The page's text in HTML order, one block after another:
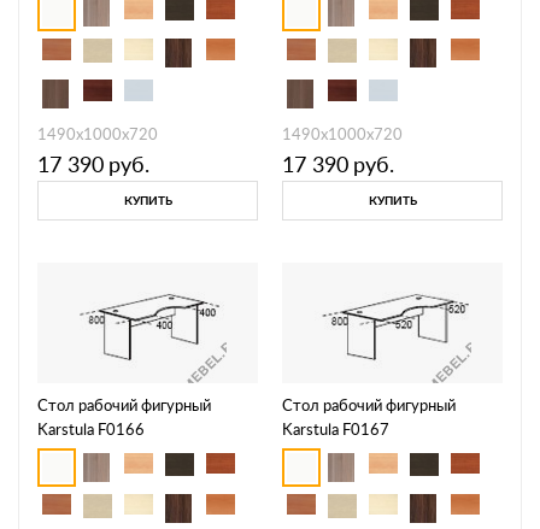
1490х1000х720
17 390 руб.
КУПИТЬ
1490х1000х720
17 390 руб.
КУПИТЬ
Стол рабочий фигурный
Karstula F0166
Стол рабочий фигурный
Karstula F0167